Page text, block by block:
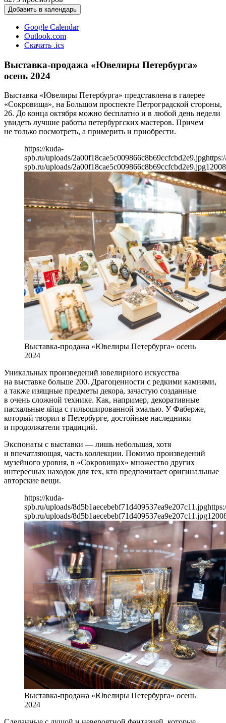
Добавить в календарь
Google Calendar
Outlook.com
Скачать .ics
Выставка-продажа «Ювелиры Петербурга»
осень 2024
Выставка «Ювелиры Петербурга» представлена в галерее
«Сокровища», на Большом проспекте Петроградской стороны,
26. До конца октября можно бесплатно и в любой день недели
увидеть лучшие работы петербургских мастеров. Причем
не только посмотреть, а примерить и приобрести.
https://kuda-
spb.ru/uploads/2a00f18cae5c009866c8b69ccfcbd2e9.jpg
spb.ru/uploads/2a00f18cae5c009866c8b69ccfcbd2e9.jpg1200
Выставка-продажа «Ювелиры Петербурга» осень
2024
Уникальных произведений ювелирного искусства
на выставке больше 200. Драгоценности с редкими камнями,
а также изящные предметы декора, зачастую созданные
в очень сложной технике. Как, например, декоративные
пасхальные яйца с гильошированной эмалью. У Фаберже,
который творил в Петербурге, достойные наследники
и продолжатели традиций.
Экспонаты с выставки — лишь небольшая, хотя
и впечатляющая, часть коллекции. Помимо произведений
музейного уровня, в «Сокровищах» множество других
интересных находок для тех, кто предпочитает оригинальные
авторские вещи.
https://kuda-
spb.ru/uploads/8d5b1aecebebf71d409537ea9e207c11.jpg
spb.ru/uploads/8d5b1aecebebf71d409537ea9e207c11.jpg1200
Выставка-продажа «Ювелиры Петербурга» осень
2024